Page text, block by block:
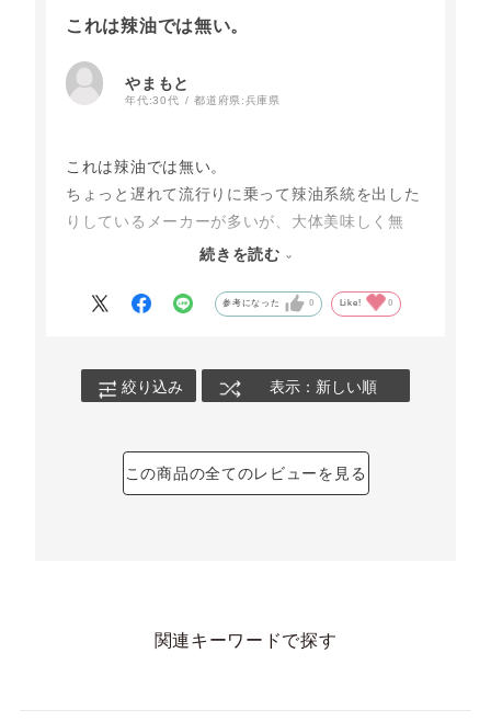
これは辣油では無い。
やまもと
年代:30代 都道府県:兵庫県
これは辣油では無い。
ちょっと遅れて流行りに乗って辣油系統を出した
りしているメーカーが多いが、大体美味しく無
と感じなかった。
続きを読む
参考になった 0 Like! 0
絞り込み 表示：新しい順
この商品の全てのレビューを見る
関連キーワードで探す